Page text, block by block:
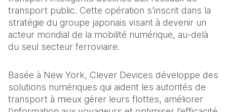
transport public. Cette opération s’inscrit dans la
stratégie du groupe japonais visant à devenir un
acteur mondial de la mobilité numérique, au-delà
du seul secteur ferroviaire.
Basée à New York, Clever Devices développe des
solutions numériques qui aident les autorités de
transport à mieux gérer leurs flottes, améliorer